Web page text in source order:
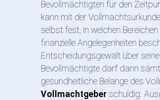
Bevollmächtigten für den
kann mit der
selbst fest, in welchen
finanzielle Angelegenheiten
Entscheidungsgewalt über
Bevollmächtigte darf dann
gesundheitliche Belange des
Vollmachtgeber schuldig.